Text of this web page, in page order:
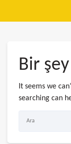
Bir
It seems we
searching can